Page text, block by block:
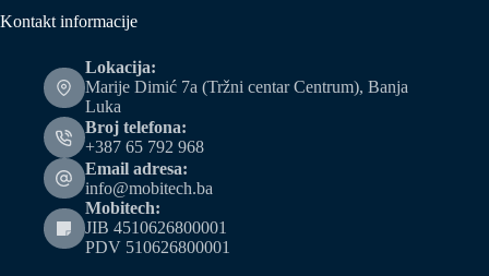
Kontakt informacije
Lokacija:
Marije Dimić 7a (Tržni centar Centrum), Banja
Luka
Broj telefona:
+387 65 792 968
Email adresa:
info@mobitech.ba
Mobitech:
JIB 4510626800001
PDV 510626800001